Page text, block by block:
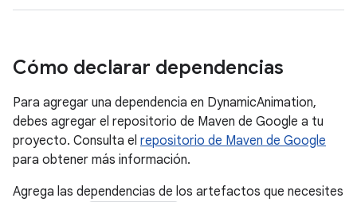
Cómo declarar dependencias
Para agregar una dependencia en DynamicAnimation,
debes agregar el repositorio de Maven de Google a tu
proyecto. Consulta el repositorio de Maven de Google
para obtener más información.
Agrega las dependencias de los artefactos que necesites